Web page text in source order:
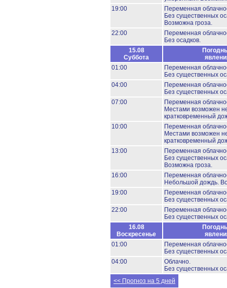
19:00
Переменная
Без существенных
Возможна гроза.
22:00
Переменная
Без осадков.
15.08
Суббота
01:00
Переменная
Без существенных
04:00
Переменная
Без существенных
07:00
Переменная
Местами возможен
кратковременный
10:00
Переменная
Местами возможен
кратковременный
13:00
Переменная
Без существенных
Возможна гроза.
16:00
Переменная
Небольшой дождь.
19:00
Переменная
Без существенных
22:00
Переменная
Без существенных
16.08
Воскресенье
01:00
Переменная
Без существенных
04:00
Облачно.
Без существенных
<< Прогноз на 5 дней